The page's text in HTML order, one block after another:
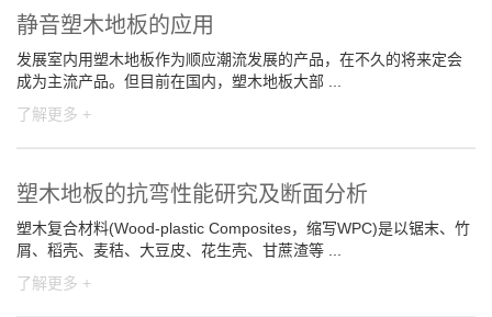
静音塑木地板的应用
发展室内用塑木地板作为顺应潮流发展的产品，在不久的将来定会
成为主流产品。但目前在国内，塑木地板大部 ...
了解更多 +
塑木地板的抗弯性能研究及断面分析
塑木复合材料(Wood-plastic Composites，缩写WPC)是以锯末、竹
屑、稻壳、麦秸、大豆皮、花生壳、甘蔗渣等 ...
了解更多 +